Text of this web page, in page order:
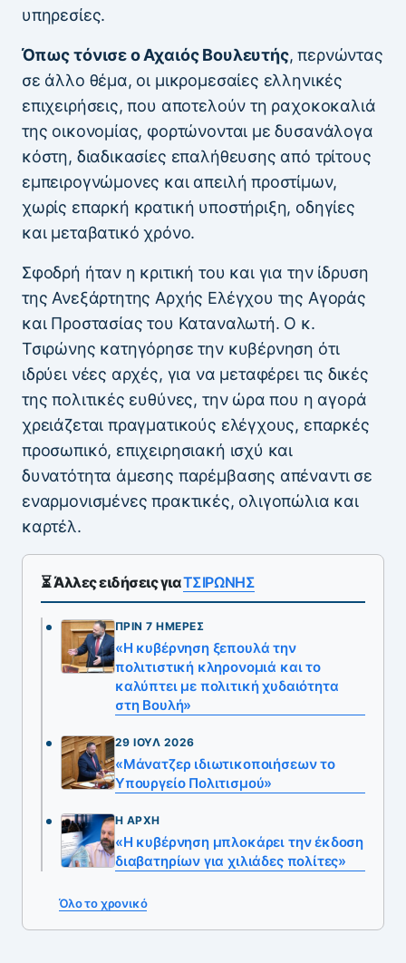
υπηρεσίες.
Όπως τόνισε ο Αχαιός Βουλευτής, περνώντας
σε άλλο θέμα, οι μικρομεσαίες ελληνικές
επιχειρήσεις, που αποτελούν τη ραχοκοκαλιά
της οικονομίας, φορτώνονται με δυσανάλογα
κόστη, διαδικασίες επαλήθευσης από τρίτους
εμπειρογνώμονες και απειλή προστίμων,
χωρίς επαρκή κρατική υποστήριξη, οδηγίες
και μεταβατικό χρόνο.
Σφοδρή ήταν η κριτική του και για την ίδρυση
της Ανεξάρτητης Αρχής Ελέγχου της Αγοράς
και Προστασίας του Καταναλωτή. Ο κ.
Τσιρώνης κατηγόρησε την κυβέρνηση ότι
ιδρύει νέες αρχές, για να μεταφέρει τις δικές
της πολιτικές ευθύνες, την ώρα που η αγορά
χρειάζεται πραγματικούς ελέγχους, επαρκές
προσωπικό, επιχειρησιακή ισχύ και
δυνατότητα άμεσης παρέμβασης απέναντι σε
εναρμονισμένες πρακτικές, ολιγοπώλια και
καρτέλ.
⏳ Άλλες ειδήσεις γιαΤΣΙΡΩΝΗΣ
ΠΡΙΝ 7 ΗΜΈΡΕΣ
«Η κυβέρνηση ξεπουλά την
πολιτιστική κληρονομιά και το
καλύπτει με πολιτική χυδαιότητα
στη Βουλή»
29 ΙΟΎΛ 2026
«Μάνατζερ ιδιωτικοποιήσεων το
Υπουργείο Πολιτισμού»
Η ΑΡΧΉ
«Η κυβέρνηση μπλοκάρει την έκδοση
διαβατηρίων για χιλιάδες πολίτες»
Όλο το χρονικό